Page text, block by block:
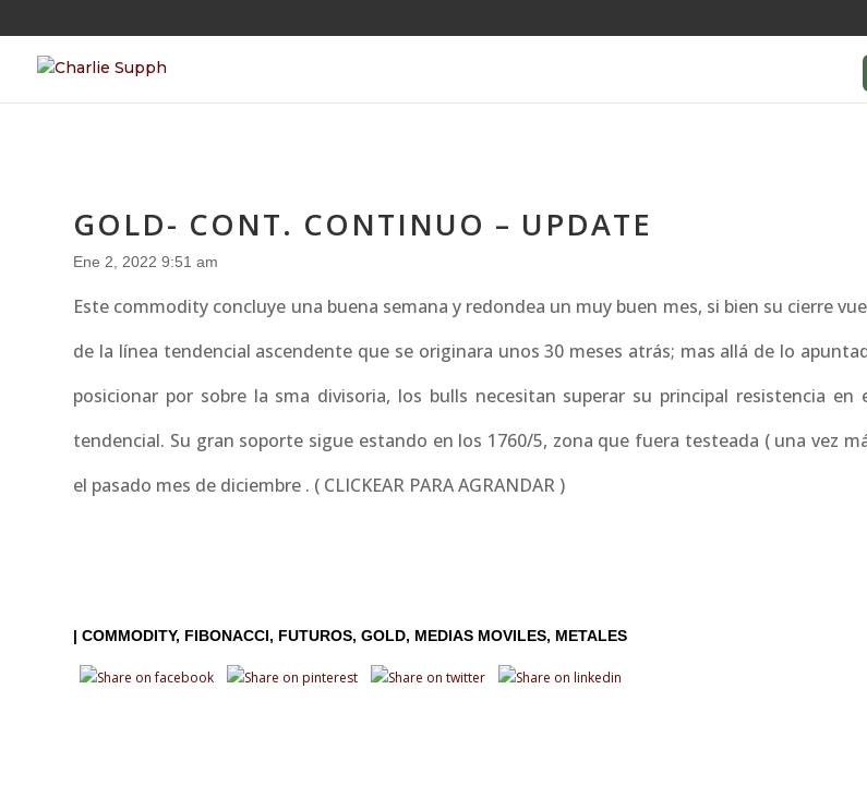
GOLD- CONT. CONTINUO – UPDATE
Ene 2, 2022 9:51 am
Este commodity concluye una buena semana y redondea un muy buen mes, si bien su cierre
de la línea tendencial ascendente que se originara unos 30 meses atrás; mas allá de lo
posicionar por sobre la sma divisoria, los bulls necesitan superar su principal resistencia en
tendencial. Su gran soporte sigue estando en los 1760/5, zona que fuera testeada ( una vez
el pasado mes de diciembre . ( CLICKEAR PARA AGRANDAR )
|COMMODITY FIBONACCI FUTUROS GOLD MEDIAS MOVILES METALES